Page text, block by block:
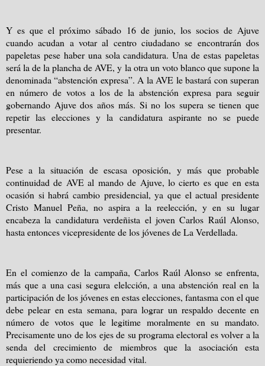
Y es que el próximo sábado 16 de junio, los socios de Ajuve
cuando acudan a votar al centro ciudadano se encontrarán dos
papeletas pese haber una sola candidatura. Una de estas papeletas
será la de la plancha de AVE, y la otra un voto blanco que supone la
denominada “abstención expresa”. A la AVE le bastará con superan
en número de votos a los de la abstención expresa para seguir
gobernando Ajuve dos años más. Si no los supera se tienen que
repetir las elecciones y la candidatura aspirante no se puede
presentar.
Pese a la situación de escasa oposición, y más que probable
continuidad de AVE al mando de Ajuve, lo cierto es que en esta
ocasión si habrá cambio presidencial, ya que el actual presidente
Cristo Manuel Peña, no aspira a la reelección, y en su lugar
encabeza la candidatura verdeñista el joven Carlos Raúl Alonso,
hasta entonces vicepresidente de los jóvenes de La Verdellada.
En el comienzo de la campaña, Carlos Raúl Alonso se enfrenta,
más que a una casi segura elelcción, a una abstención real en la
participación de los jóvenes en estas elecciones, fantasma con el que
debe pelear en esta semana, para lograr un respaldo decente en
número de votos que le legitime moralmente en su mandato.
Precisamente uno de los ejes de su programa electoral es volver a la
senda del crecimiento de miembros que la asociación esta
requieriendo ya como necesidad vital.